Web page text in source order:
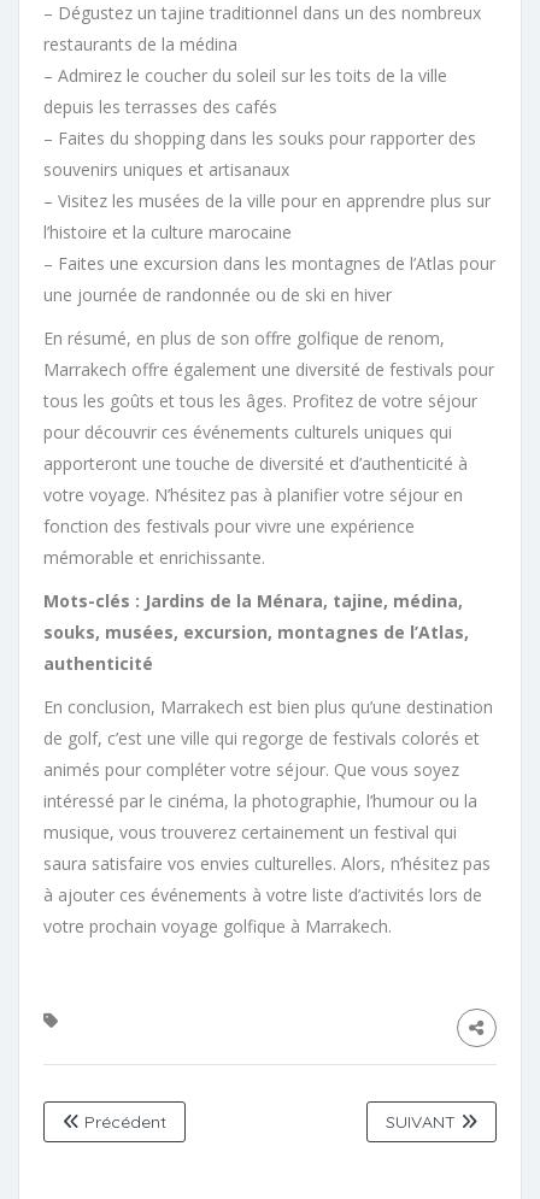
– Dégustez un tajine traditionnel dans un des nombreux
restaurants de la médina
– Admirez le coucher du soleil sur les toits de la ville
depuis les terrasses des cafés
– Faites du shopping dans les souks pour rapporter des
souvenirs uniques et artisanaux
– Visitez les musées de la ville pour en apprendre plus sur
l’histoire et la culture marocaine
– Faites une excursion dans les montagnes de l’Atlas pour
une journée de randonnée ou de ski en hiver
En résumé, en plus de son offre golfique de renom,
Marrakech offre également une diversité de festivals pour
tous les goûts et tous les âges. Profitez de votre séjour
pour découvrir ces événements culturels uniques qui
apporteront une touche de diversité et d’authenticité à
votre voyage. N’hésitez pas à planifier votre séjour en
fonction des festivals pour vivre une expérience
mémorable et enrichissante.
Mots-clés : Jardins de la Ménara, tajine, médina,
souks, musées, excursion, montagnes de l’Atlas,
authenticité
En conclusion, Marrakech est bien plus qu’une destination
de golf, c’est une ville qui regorge de festivals colorés et
animés pour compléter votre séjour. Que vous soyez
intéressé par le cinéma, la photographie, l’humour ou la
musique, vous trouverez certainement un festival qui
saura satisfaire vos envies culturelles. Alors, n’hésitez pas
à ajouter ces événements à votre liste d’activités lors de
votre prochain voyage golfique à Marrakech.
Précédent SUIVANT